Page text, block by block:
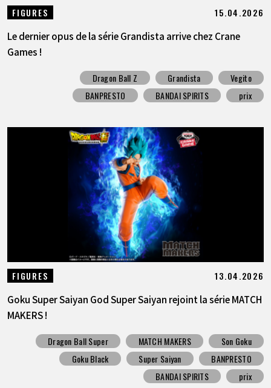
FIGURES 15.04.2026
Le dernier opus de la série Grandista arrive chez Crane
Games !
Dragon Ball Z Grandista
Vegito
BANPRESTO
BANDAI SPIRITS prix
FIGURES 13.04.2026
Goku Super Saiyan God Super Saiyan rejoint la série MATCH
MAKERS !
Dragon Ball Super MATCH MAKERS
Son Goku
Goku Black
Super Saiyan
BANPRESTO
BANDAI SPIRITS
prix